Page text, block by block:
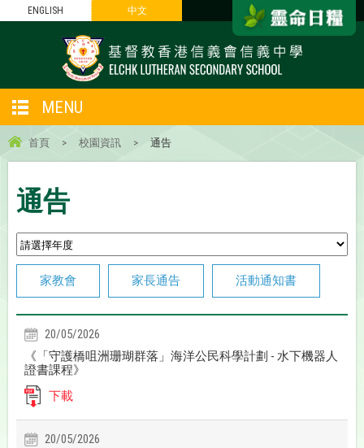
ENGLISH 中文
MENU
首頁 > 校園資訊 > 通告
通告
家教會 家長通告 活動通知書
20/05/2026
《「守護橋咀洲珊瑚群落」海洋公民科學計劃 - 水下機器人
證書課程》
下載
20/05/2026